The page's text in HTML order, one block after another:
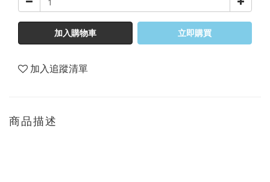
加入購物車 立即購買
加入追蹤清單
商品描述